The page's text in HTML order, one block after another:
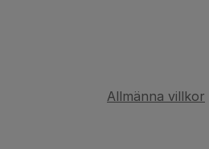
Allmänna villkor